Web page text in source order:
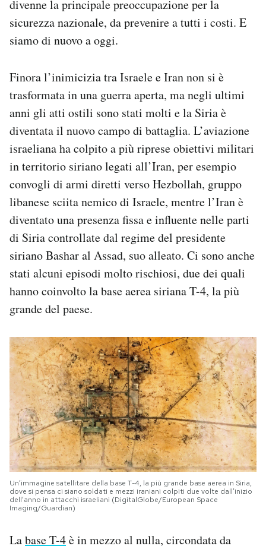
divenne la principale preoccupazione per la
sicurezza nazionale, da prevenire a tutti i costi. E
siamo di nuovo a oggi.
Finora l’inimicizia tra Israele e Iran non si è
trasformata in una guerra aperta, ma negli ultimi
anni gli atti ostili sono stati molti e la Siria è
diventata il nuovo campo di battaglia. L’aviazione
israeliana ha colpito a più riprese obiettivi militari
in territorio siriano legati all’Iran, per esempio
convogli di armi diretti verso Hezbollah, gruppo
libanese sciita nemico di Israele, mentre l’Iran è
diventato una presenza fissa e influente nelle parti
di Siria controllate dal regime del presidente
siriano Bashar al Assad, suo alleato. Ci sono anche
stati alcuni episodi molto rischiosi, due dei quali
hanno coinvolto la base aerea siriana T-4, la più
grande del paese.
Un’immagine satellitare della base T-4, la più grande base aerea in Siria,
dove si pensa ci siano soldati e mezzi iraniani colpiti due volte dall’inizio
dell’anno in attacchi israeliani (DigitalGlobe/European Space
Imaging/Guardian)
Labase T-4è in mezzo al nulla, circondata da